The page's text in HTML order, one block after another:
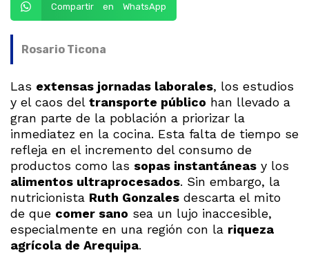
Compartir en WhatsApp
Rosario Ticona
Las extensas jornadas laborales, los estudios
y el caos del transporte público han llevado a
gran parte de la población a priorizar la
inmediatez en la cocina. Esta falta de tiempo se
refleja en el incremento del consumo de
productos como las sopas instantáneas y los
alimentos ultraprocesados. Sin embargo, la
nutricionista Ruth Gonzales descarta el mito
de que comer sano sea un lujo inaccesible,
especialmente en una región con la riqueza
agrícola de Arequipa.